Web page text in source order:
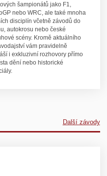
šampionátů jako F1,
nebo WRC, ale také mnoha
disciplín včetně závodů do
autokrosu nebo české
scény. Kromě aktuálního
vám pravidelně
i exkluzivní rozhovory přímo
dění nebo historické
Další závody